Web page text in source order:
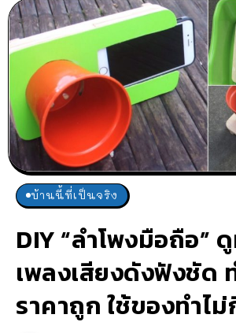
บ้านนี้ที่เป็นจริง
DIY “ลำโพงมือถือ”
เพลงเสียงดังฟังชัด
ราคาถูก ใช้ของทำไ